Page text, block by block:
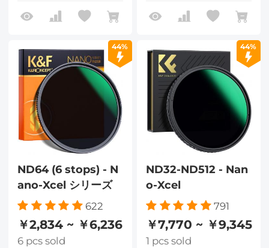
44%
ND64 (6 stops) - N
ano-Xcel シリーズ
622
￥2,834 ~ ￥6,236
6 pcs sold
44%
ND32-ND512 - Nan
o-Xcel
791
￥7,770 ~ ￥9,345
1 pcs sold